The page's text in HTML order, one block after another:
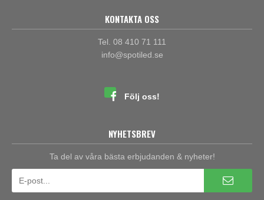
KONTAKTA OSS
Tel. 08 410 71 111
info@spotiled.se
Följ oss!
NYHETSBREV
Ta del av våra bästa erbjudanden & nyheter!